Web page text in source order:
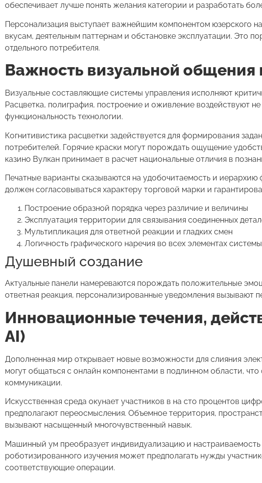
обеспечивает лучше понять желания категории и разработать
Персонализация выступает важнейшим компонентом юзерского
вкусам, деятельным паттернам и обстановке эксплуатации. Это
отдельного потребителя.
Важность визуальной общения
Визуальные составляющие системы управления исполняют
Расцветка, полиграфия, построение и оживление воздействуют
функциональность технологии.
Когнитивистика расцветки задействуется для формирования
потребителей. Горячие краски могут порождать ощущение
казино Вулкан принимает в расчет национальные отличия в
Печатные варианты сказываются на удобочитаемость и
должен согласовываться характеру торговой марки и
Построение образной порядка через различие и величины
Эксплуатация территории для связывания соединенных
Мультипликация для ответной реакции и гладких смен
Логичность графического наречия во всех элементах системы
Душевный создание
Актуальные панели намереваются порождать положительные
ответная реакция, персонализированные уведомления вызывают
Инновационные течения,
AI)
Дополненная мир открывает новые возможности для слияния
могут общаться с онлайн компонентами в подлинном области,
коммуникации.
Искусственная среда окунает участников в на сто процентов
предполагают переосмысления. Объемное территория,
вызывают насыщенный многочувственный навык.
Машинный ум преобразует индивидуализацию и
роботизированного изучения может предполагать нужды
соответствующие операции.